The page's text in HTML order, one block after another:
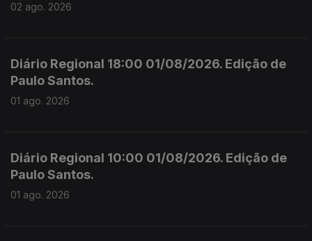
02 ago. 2026
Diário Regional 18:00 01/08/2026. Edição de
Paulo Santos.
01 ago. 2026
Diário Regional 10:00 01/08/2026. Edição de
Paulo Santos.
01 ago. 2026